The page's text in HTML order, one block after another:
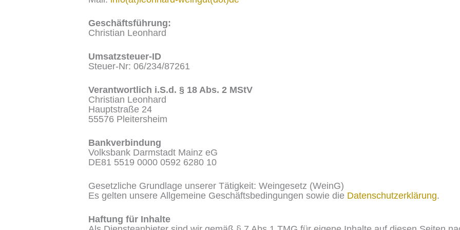
Geschäftsführung:
Christian Leonhard
Umsatzsteuer-ID
Steuer-Nr: 06/234/87261
Verantwortlich i.S.d. § 18 Abs. 2 MStV
Christian Leonhard
Hauptstraße 24
55576 Pleitersheim
Bankverbindung
Volksbank Darmstadt Mainz eG
DE81 5519 0000 0592 6280 10
Gesetzliche Grundlage unserer Tätigkeit: Weingesetz (WeinG)
Es gelten unsere Allgemeine Geschäftsbedingungen sowie die Datenschutzerklärung.
Haftung für Inhalte